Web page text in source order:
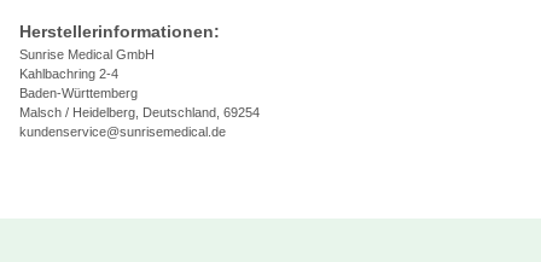
Herstellerinformationen:
Sunrise Medical GmbH
Kahlbachring 2-4
Baden-Württemberg
Malsch / Heidelberg, Deutschland, 69254
kundenservice@sunrisemedical.de